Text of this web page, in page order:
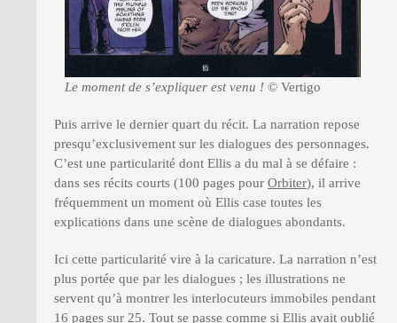
Le moment de s’expliquer est venu !© Vertigo
Puis arrive le dernier quart du récit. La narration repose
presqu’exclusivement sur les dialogues des personnages.
C’est une particularité dont Ellis a du mal à se défaire :
dans ses récits courts (100 pages pour Orbiter), il arrive
fréquemment un moment où Ellis case toutes les
explications dans une scène de dialogues abondants.
Ici cette particularité vire à la caricature. La narration n’est
plus portée que par les dialogues ; les illustrations ne
servent qu’à montrer les interlocuteurs immobiles pendant
16 pages sur 25. Tout se passe comme si Ellis avait oublié